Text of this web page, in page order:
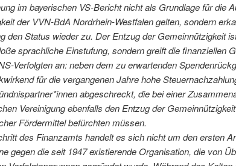
im bayerischen VS-Bericht nicht als Grundlage für die
der VVN-BdA Nordrhein-Westfalen gelten, sondern
den Status wieder zu. Der Entzug der Gemeinnützigkeit
sprachliche Einstufung, sondern greift die finanziellen
Verfolgten an: neben dem zu erwartenden
für die vergangenen Jahre hohe
abgeschreckt, die bei einer
Vereinigung ebenfalls den Entzug der
Fördermittel befürchten müssen.
des Finanzamts handelt es sich nicht um den ersten
gegen die seit 1947 existierende Organisation, die von